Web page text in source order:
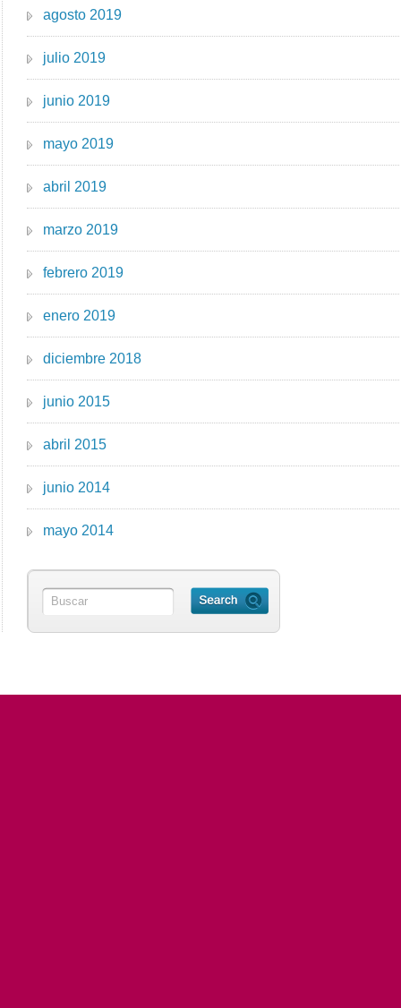
agosto 2019
julio 2019
junio 2019
mayo 2019
abril 2019
marzo 2019
febrero 2019
enero 2019
diciembre 2018
junio 2015
abril 2015
junio 2014
mayo 2014